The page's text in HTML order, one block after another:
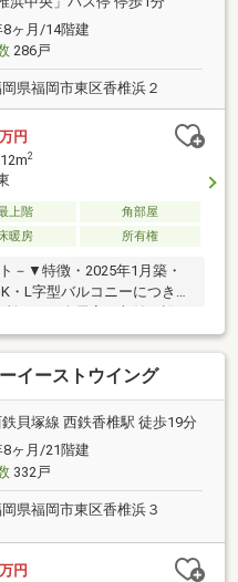
8ヶ月/14階建
286戸
県福岡市東区香椎浜２
万円
2
上階
角部屋
暖房 所有権
－▼特徴・2025年1月築・
・L字型バルコニーにつき陽
ッチン・LD天井に埋め込み
分承継可(車種による)・ペッ
暖房(LD)・浴室暖房換気
き浴室▼周辺環境・福岡市
350m)・イオンモール香椎
望の住まい探しをお手伝い
の詳細・ご相談はお気軽
イーストウイング
貝塚線 西鉄香椎駅 徒歩19分
8ヶ月/21階建
332戸
県福岡市東区香椎浜３
万円